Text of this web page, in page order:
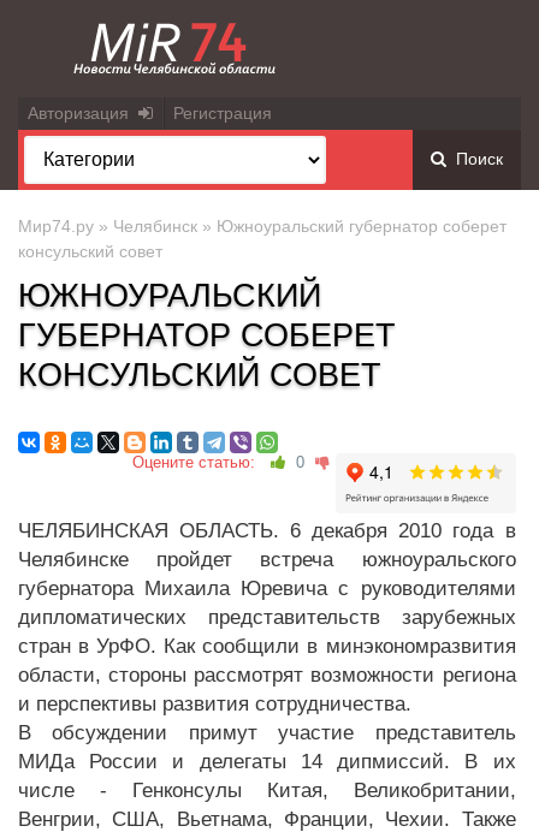
Авторизация Регистрация
Поиск
Мир74.ру » Челябинск » Южноуральский губернатор соберет
консульский совет
ЮЖНОУРАЛЬСКИЙ
ГУБЕРНАТОР СОБЕРЕТ
КОНСУЛЬСКИЙ СОВЕТ
Оцените статью: 0
ЧЕЛЯБИНСКАЯ ОБЛАСТЬ. 6 декабря 2010 года в
Челябинске пройдет встреча южноуральского
губернатора Михаила Юревича с руководителями
дипломатических представительств зарубежных
стран в УрФО. Как сообщили в минэкономразвития
области, стороны рассмотрят возможности региона
и перспективы развития сотрудничества.
В обсуждении примут участие представитель
МИДа России и делегаты 14 дипмиссий. В их
числе - Генконсулы Китая, Великобритании,
Венгрии, США, Вьетнама, Франции, Чехии. Также